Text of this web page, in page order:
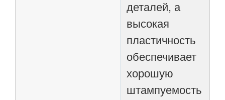
деталей, а
высокая
пластичность
обеспечивает
хорошую
штампуемость